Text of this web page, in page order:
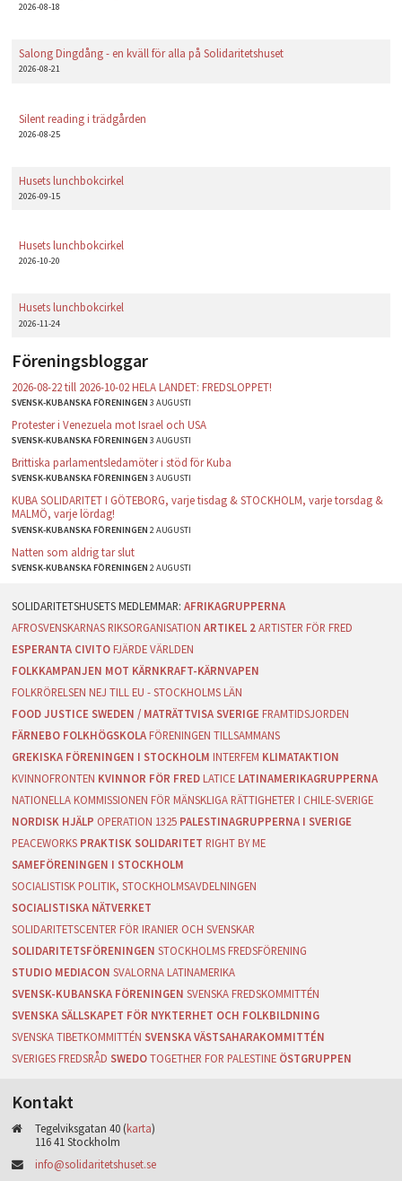
2026-08-18
Salong Dingdång - en kväll för alla på Solidaritetshuset
2026-08-21
Silent reading i trädgården
2026-08-25
Husets lunchbokcirkel
2026-09-15
Husets lunchbokcirkel
2026-10-20
Husets lunchbokcirkel
2026-11-24
Föreningsbloggar
2026-08-22 till 2026-10-02 HELA LANDET: FREDSLOPPET!
SVENSK-KUBANSKA FÖRENINGEN3 AUGUSTI
Protester i Venezuela mot Israel och USA
SVENSK-KUBANSKA FÖRENINGEN3 AUGUSTI
Brittiska parlamentsledamöter i stöd för Kuba
SVENSK-KUBANSKA FÖRENINGEN3 AUGUSTI
KUBA SOLIDARITET I GÖTEBORG, varje tisdag & STOCKHOLM, varje torsdag &
MALMÖ, varje lördag!
SVENSK-KUBANSKA FÖRENINGEN2 AUGUSTI
Natten som aldrig tar slut
SVENSK-KUBANSKA FÖRENINGEN2 AUGUSTI
AFRIKAGRUPPERNA
AFROSVENSKARNAS RIKSORGANISATION ARTIKEL 2 ARTISTER FÖR FRED
ESPERANTA CIVITO FJÄRDE VÄRLDEN
FOLKKAMPANJEN MOT KÄRNKRAFT-KÄRNVAPEN
FOLKRÖRELSEN NEJ TILL EU - STOCKHOLMS LÄN
FOOD JUSTICE SWEDEN / MATRÄTTVISA SVERIGE FRAMTIDSJORDEN
FÄRNEBO FOLKHÖGSKOLA FÖRENINGEN TILLSAMMANS
GREKISKA FÖRENINGEN I STOCKHOLM INTERFEM KLIMATAKTION
KVINNOFRONTEN KVINNOR FÖR FRED LATICE LATINAMERIKAGRUPPERNA
NATIONELLA KOMMISSIONEN FÖR MÄNSKLIGA RÄTTIGHETER I CHILE-SVERIGE
NORDISK HJÄLP OPERATION 1325 PALESTINAGRUPPERNA I SVERIGE
PEACEWORKS PRAKTISK SOLIDARITET RIGHT BY ME
SAMEFÖRENINGEN I STOCKHOLM
SOCIALISTISK POLITIK, STOCKHOLMSAVDELNINGEN
SOCIALISTISKA NÄTVERKET
SOLIDARITETSCENTER FÖR IRANIER OCH SVENSKAR
SOLIDARITETSFÖRENINGEN STOCKHOLMS FREDSFÖRENING
STUDIO MEDIACON SVALORNA LATINAMERIKA
SVENSK-KUBANSKA FÖRENINGEN SVENSKA FREDSKOMMITTÉN
SVENSKA SÄLLSKAPET FÖR NYKTERHET OCH FOLKBILDNING
SVENSKA TIBETKOMMITTÉN SVENSKA VÄSTSAHARAKOMMITTÉN
SVERIGES FREDSRÅD SWEDO TOGETHER FOR PALESTINE ÖSTGRUPPEN
Kontakt
Tegelviksgatan 40 (karta)
116 41 Stockholm
info@solidaritetshuset.se